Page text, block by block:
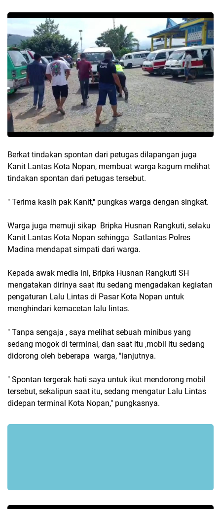
Berkat tindakan spontan dari petugas dilapangan juga
Kanit Lantas Kota Nopan, membuat warga kagum melihat
tindakan spontan dari petugas tersebut.
" Terima kasih pak Kanit," pungkas warga dengan singkat.
Warga juga memuji sikap Bripka Husnan Rangkuti, selaku
Kanit Lantas Kota Nopan sehingga Satlantas Polres
Madina mendapat simpati dari warga.
Kepada awak media ini, Bripka Husnan Rangkuti SH
mengatakan dirinya saat itu sedang mengadakan kegiatan
pengaturan Lalu Lintas di Pasar Kota Nopan untuk
menghindari kemacetan lalu lintas.
" Tanpa sengaja , saya melihat sebuah minibus yang
sedang mogok di terminal, dan saat itu ,mobil itu sedang
didorong oleh beberapa warga, "lanjutnya.
" Spontan tergerak hati saya untuk ikut mendorong mobil
tersebut, sekalipun saat itu, sedang mengatur Lalu Lintas
didepan terminal Kota Nopan," pungkasnya.